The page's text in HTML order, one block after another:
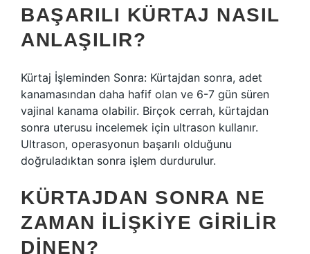
BAŞARILI KÜRTAJ NASIL
ANLAŞILIR?
Kürtaj İşleminden Sonra: Kürtajdan sonra, adet
kanamasından daha hafif olan ve 6-7 gün süren
vajinal kanama olabilir. Birçok cerrah, kürtajdan
sonra uterusu incelemek için ultrason kullanır.
Ultrason, operasyonun başarılı olduğunu
doğruladıktan sonra işlem durdurulur.
KÜRTAJDAN SONRA NE
ZAMAN ILIŞKIYE GIRILIR
DINEN?